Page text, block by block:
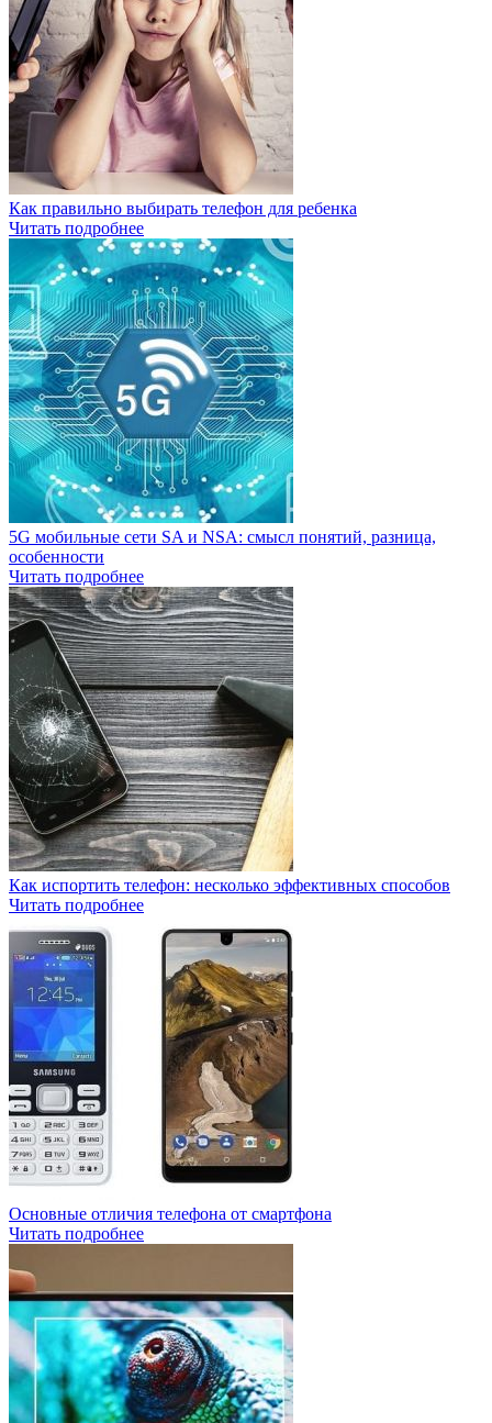
Как правильно выбирать телефон для ребенка
Читать подробнее
5G мобильные сети SA и NSA: смысл понятий, разница,
особенности
Читать подробнее
Как испортить телефон: несколько эффективных способов
Читать подробнее
Основные отличия телефона от смартфона
Читать подробнее